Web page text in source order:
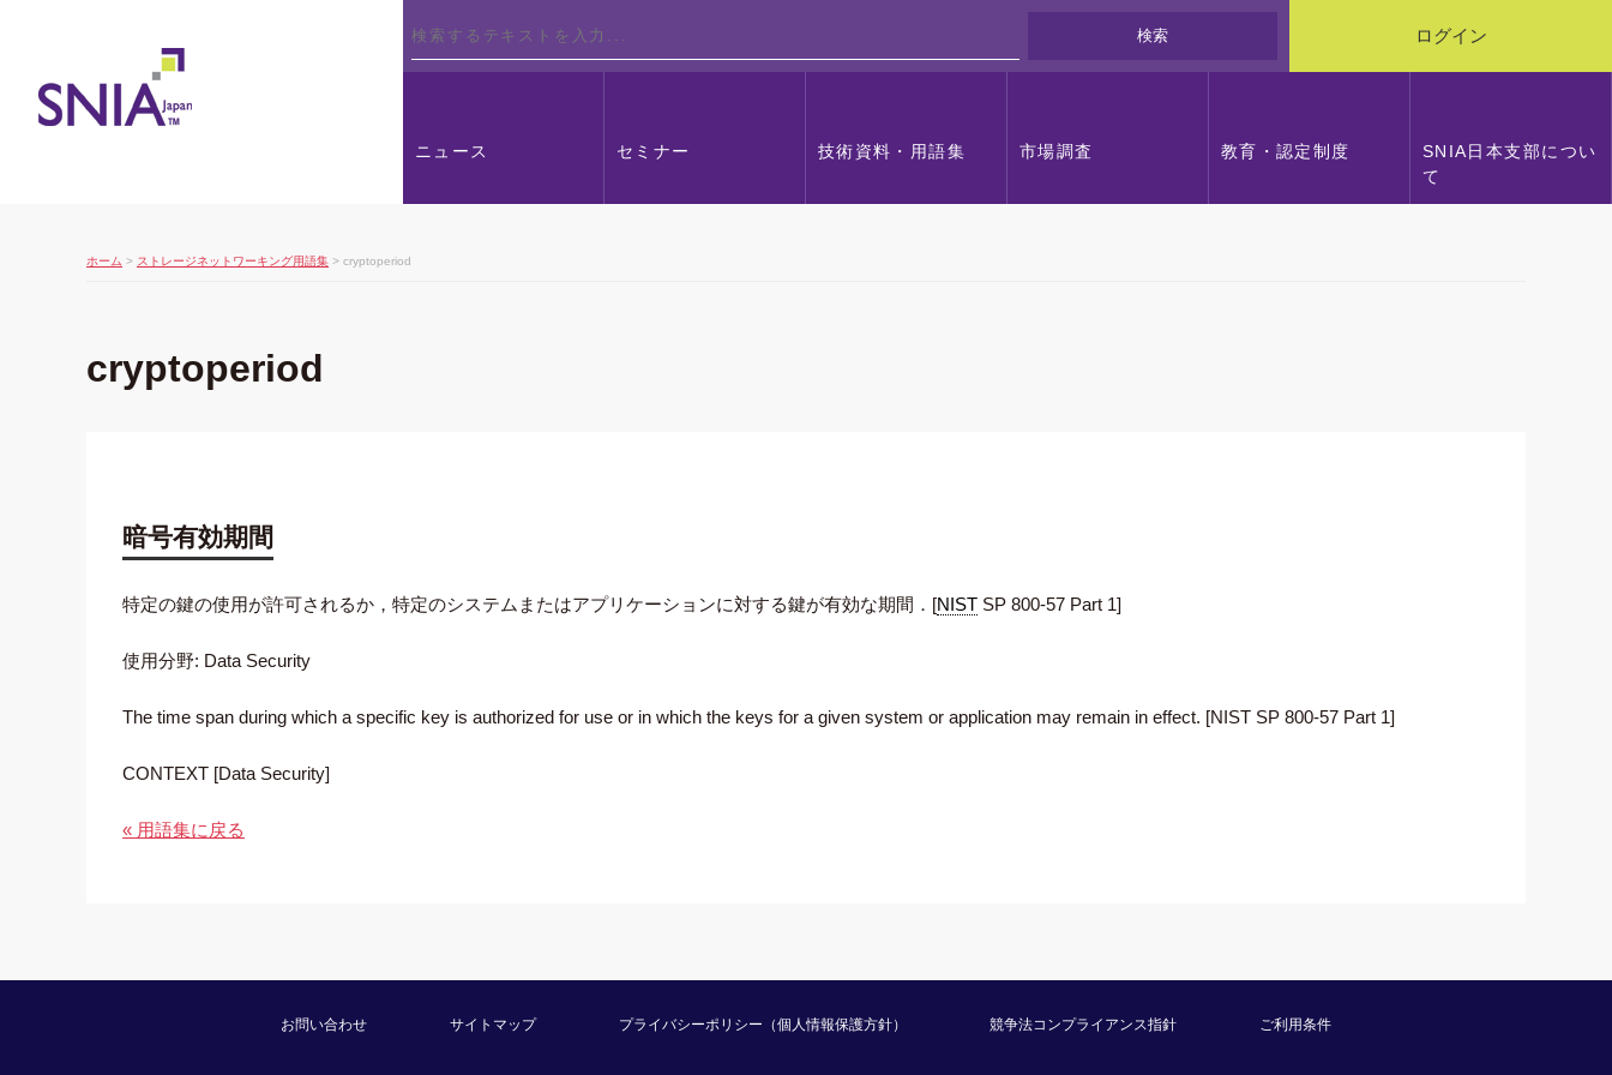
検索 ログイン
ニュース セミナー 技術資料・用語集 市場調査 教育・認定制度
SNIA日本支部につい
て
ホーム > ストレージネットワーキング用語集 > cryptoperiod
cryptoperiod
暗号有効期間
特定の鍵の使用が許可されるか，特定のシステムまたはアプリケーションに対する鍵が有効な期間．[NIST SP 800-57 Part 1]
使用分野: Data Security
The time span during which a specific key is authorized for use or in which the keys for a given system or application may remain in effect. [NIST SP 800-57 Part 1]
CONTEXT [Data Security]
« 用語集に戻る
お問い合わせ サイトマップ プライバシーポリシー（個人情報保護方針） 競争法コンプライアンス指針 ご利用条件